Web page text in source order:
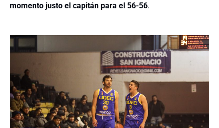
momento justo el capitán para el 56-56.